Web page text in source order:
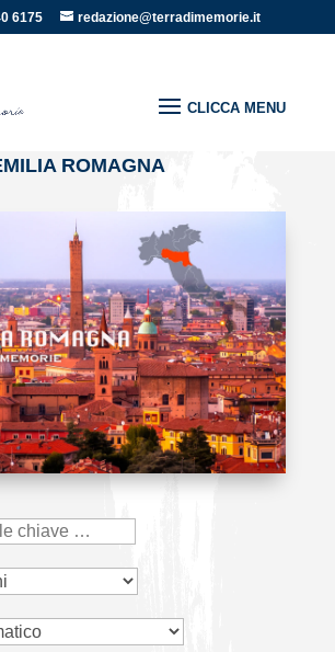
6175 redazione@terradimemorie.it
ROMAGNA